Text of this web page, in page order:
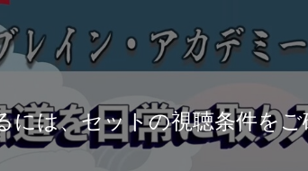
には、セットの視聴条件を